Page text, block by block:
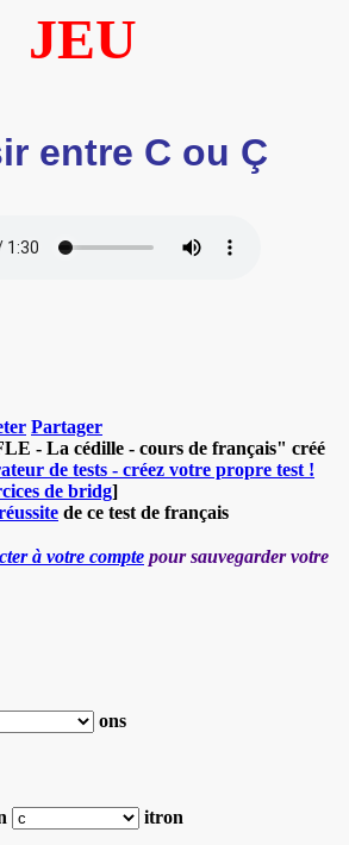
JEU
entre C ou Ç
Partager
- La cédille - cours de français" créé
de tests - créez votre propre test !
de bridg]
de ce test de français
à votre compte pour sauvegarder votre
ons
itron